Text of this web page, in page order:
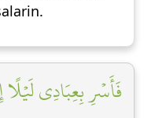
فَأَسۡرِ بِعِبَادِي